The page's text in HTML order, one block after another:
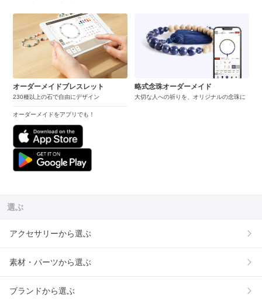
オーダーメイドブレスレット
230種以上の石で自由にデザイン
オーダーメイドをアプリでも！
略式念珠オーダーメイド
大切な人への祈りを、オリジナルの念珠に
選ぶ
アクセサリーから選ぶ
素材・パーツから選ぶ
ブランドから選ぶ